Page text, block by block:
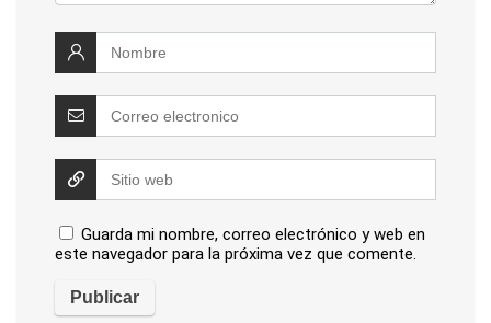
Guarda mi nombre, correo electrónico y web en
este navegador para la próxima vez que comente.